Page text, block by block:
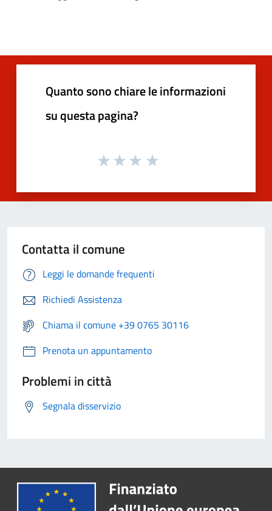
Quanto sono chiare le informazioni
su questa pagina?
Contatta il comune
Leggi le domande frequenti
Richiedi Assistenza
Chiama il comune +39 0765 30116
Prenota un appuntamento
Problemi in città
Segnala disservizio